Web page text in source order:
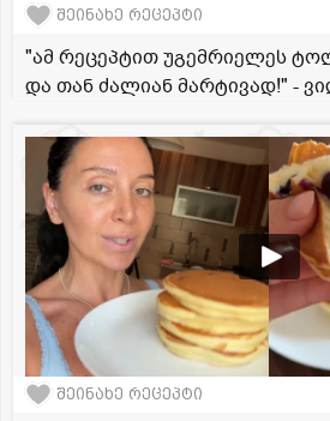
შეინახე რეცეპტი
"ამ რეცეპტით უგემრიელეს
და თან ძალიან მარტივად!" -
შეინახე რეცეპტი